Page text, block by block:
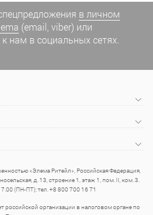
в личном
(email, viber) или
нам в социальных сетях.
«Элема Ритейл», Российская Федерация,
д. 13, строение 1, этаж 1, пом. II, ком. 3.
(ПН-ПТ); тел. +8 800 700 16 71
российской организации в налоговом органе по